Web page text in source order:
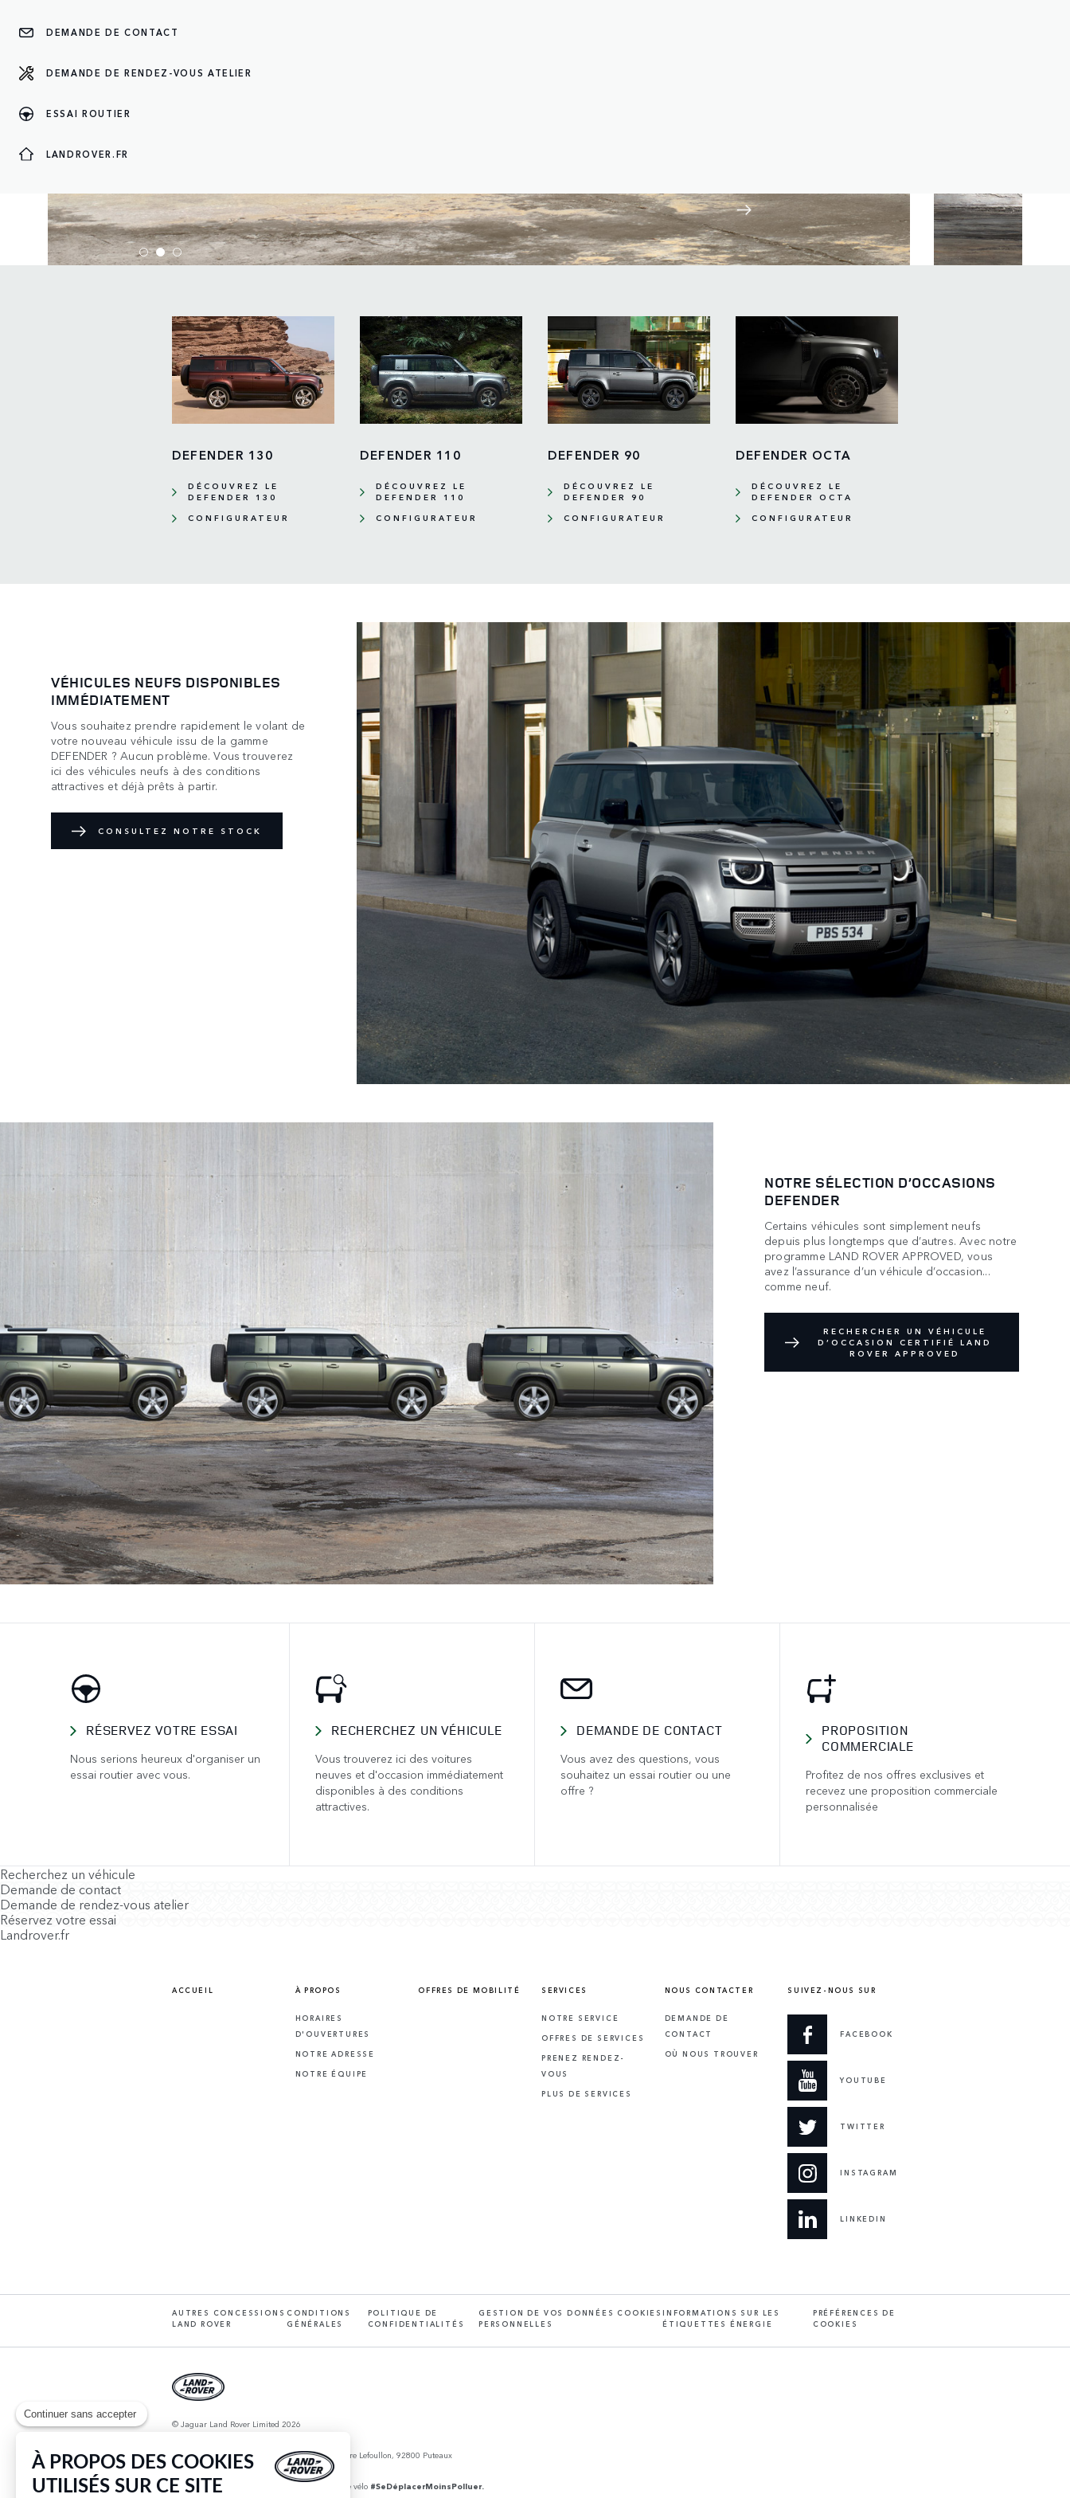
Continuer sans accepter
À PROPOS DES COOKIES
UTILISÉS SUR CE SITE
DEMANDE DE CONTACT
DEMANDE DE RENDEZ-VOUS ATELIER
ESSAI ROUTIER
LANDROVER.FR
DEFENDER 75TH EDITION
Edition limitée pour notre baroudeur aux capacités illimitées
EN SAVOIR PLUS
DEFENDER 130
DÉCOUVREZ LE
DEFENDER 130
CONFIGURATEUR
DEFENDER 110
DÉCOUVREZ LE
DEFENDER 110
CONFIGURATEUR
DEFENDER 90
DÉCOUVREZ LE
DEFENDER 90
CONFIGURATEUR
DEFENDER OCTA
DÉCOUVREZ LE
DEFENDER OCTA
CONFIGURATEUR
VÉHICULES NEUFS DISPONIBLES
IMMÉDIATEMENT
Vous souhaitez prendre rapidement le volant de
votre nouveau véhicule issu de la gamme
DEFENDER ? Aucun problème. Vous trouverez
ici des véhicules neufs à des conditions
attractives et déjà prêts à partir.
CONSULTEZ NOTRE STOCK
NOTRE SÉLECTION D’OCCASIONS
DEFENDER
Certains véhicules sont simplement neufs
depuis plus longtemps que d’autres. Avec notre
programme LAND ROVER APPROVED, vous
avez l’assurance d’un véhicule d’occasion...
comme neuf.
RECHERCHER UN VÉHICULE
D’OCCASION CERTIFIÉ LAND
ROVER APPROVED
RÉSERVEZ VOTRE ESSAI
Nous serions heureux d'organiser un
essai routier avec vous.
RECHERCHEZ UN VÉHICULE
Vous trouverez ici des voitures
neuves et d'occasion immédiatement
disponibles à des conditions
attractives.
DEMANDE DE CONTACT
Vous avez des questions, vous
souhaitez un essai routier ou une
offre ?
PROPOSITION
COMMERCIALE
Profitez de nos offres exclusives et
recevez une proposition commerciale
personnalisée
Recherchez un véhicule
Demande de contact
Demande de rendez-vous atelier
Réservez votre essai
Landrover.fr
ACCUEIL À PROPOS
HORAIRES
D'OUVERTURES
NOTRE ADRESSE
NOTRE ÉQUIPE
OFFRES DE MOBILITÉ SERVICES
NOTRE SERVICE
OFFRES DE SERVICES
PRENEZ RENDEZ-
VOUS
PLUS DE SERVICES
NOUS CONTACTER
DEMANDE DE
CONTACT
OÙ NOUS TROUVER
SUIVEZ-NOUS SUR
FACEBOOK
YOUTUBE
TWITTER
INSTAGRAM
LINKEDIN
AUTRES CONCESSIONS
LAND ROVER
CONDITIONS
GÉNÉRALES
POLITIQUE DE
CONFIDENTIALITÉS
GESTION DE VOS DONNÉES
PERSONNELLES
COOKIES INFORMATIONS SUR LES
ÉTIQUETTES ÉNERGIE
PRÉFÉRENCES DE
COOKIES
© Jaguar Land Rover Limited 2026
JLR France, Tour Défense Plaza, 23 rue Delarivière Lefoullon, 92800 Puteaux
Pour les trajets courts, privilégiez la marche ou le vélo #SeDéplacerMoinsPolluer.